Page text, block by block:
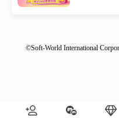
©Soft-World International